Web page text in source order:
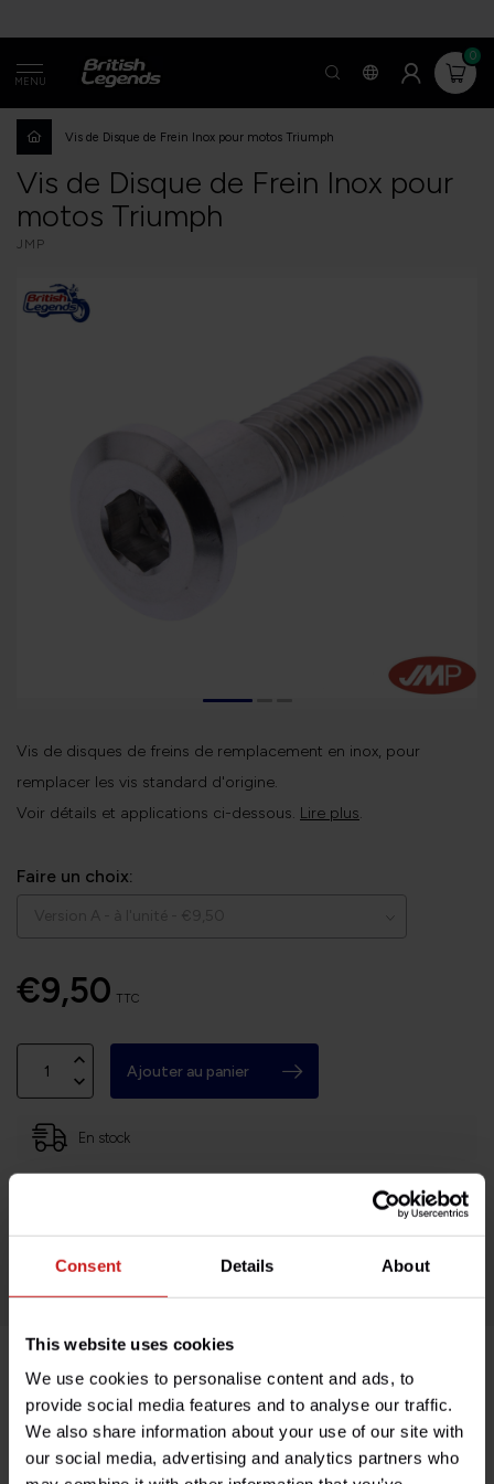
Consent Details About
This website uses cookies
We use cookies to personalise content and ads, to
provide social media features and to analyse our traffic.
We also share information about your use of our site with
our social media, advertising and analytics partners who
MENU
0
Vis de Disque de Frein Inox pour motos Triumph
Vis de Disque de Frein Inox pour
motos Triumph
JMP
Vis de disques de freins de remplacement en inox, pour
remplacer les vis standard d'origine.
Voir détails et applications ci-dessous. Lire plus.
Faire un choix:
€9,50 TTC
Ajouter au panier
En stock
Retours faciles et sans histoires
Des milliers de clients satisfaits!
Description du produit
Spécifications